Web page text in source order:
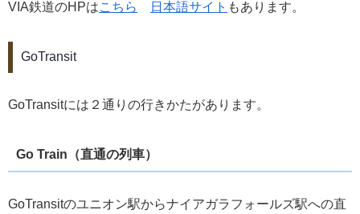
VIA鉄道のHPはこちら 日本語サイト もあります。
GoTransit
GoTransitには２通りの行きかたがあります。
Go Train（直通の列車）
GoTransitのユニオン駅からナイアガラフォールズ駅への直